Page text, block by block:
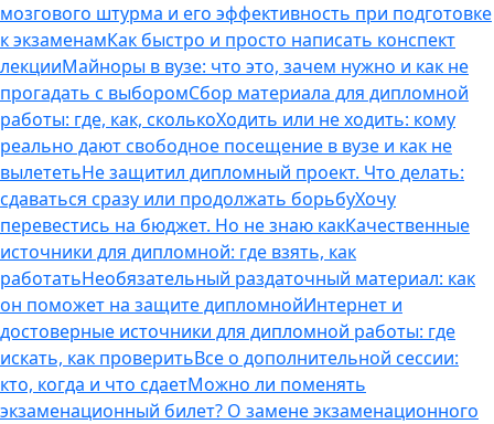
мозгового штурма и его эффективность при подготовке
к экзаменамКак быстро и просто написать конспект
лекцииМайноры в вузе: что это, зачем нужно и как не
прогадать с выборомСбор материала для дипломной
работы: где, как, сколькоХодить или не ходить: кому
реально дают свободное посещение в вузе и как не
вылететьНе защитил дипломный проект. Что делать:
сдаваться сразу или продолжать борьбуХочу
перевестись на бюджет. Но не знаю какКачественные
источники для дипломной: где взять, как
работатьНеобязательный раздаточный материал: как
он поможет на защите дипломнойИнтернет и
достоверные источники для дипломной работы: где
искать, как проверитьВсе о дополнительной сессии:
кто, когда и что сдаетМожно ли поменять
экзаменационный билет? О замене экзаменационного